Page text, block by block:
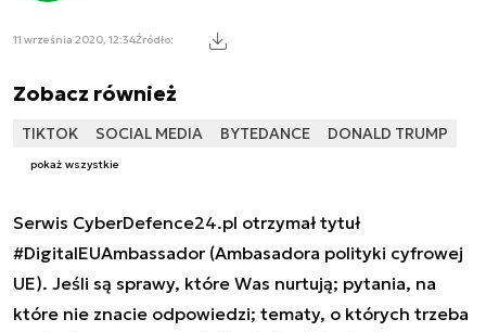
11 września 2020, 12:34Źródło:
Zobacz również
TIKTOK SOCIAL MEDIA BYTEDANCE DONALD TRUMP
pokaż wszystkie
Serwis CyberDefence24.pl otrzymał tytuł
#DigitalEUAmbassador (Ambasadora polityki cyfrowej
UE). Jeśli są sprawy, które Was nurtują; pytania, na
które nie znacie odpowiedzi; tematy, o których trzeba